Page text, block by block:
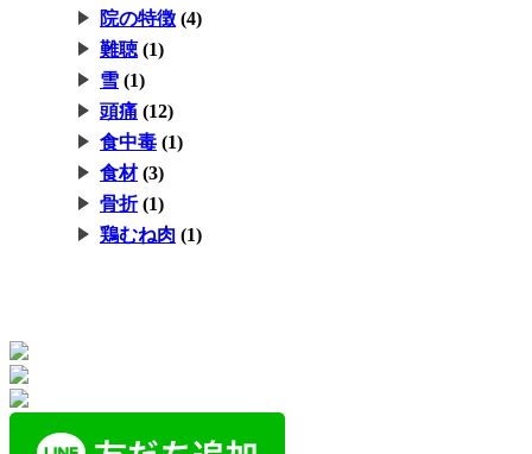
院の特徴 (4)
難聴(1)
雪 (1)
頭痛 (12)
食中毒 (1)
食材(3)
骨折(1)
鶏むね肉 (1)